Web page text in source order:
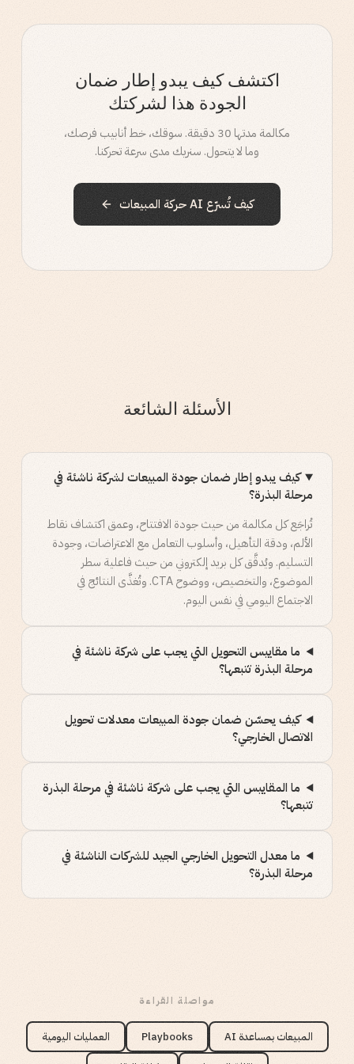
اكتشف كيف يبدو إطار ضمان
الجودة هذا لشركتك
مكالمة مدتها 30 دقيقة. سوقك، خط أنابيب فرصك،
وما لا يتحول. سنريك مدى سرعة تحركنا.
كيف تُسرّع AI حركة المبيعات
الأسئلة الشائعة
كيف يبدو إطار ضمان جودة المبيعات لشركة ناشئة في
مرحلة البذرة؟
تُراجَع كل مكالمة من حيث جودة الافتتاح، وعمق اكتشاف نقاط
الألم، ودقة التأهيل، وأسلوب التعامل مع الاعتراضات، وجودة
التسليم. ويُدقَّق كل بريد إلكتروني من حيث فاعلية سطر
الموضوع، والتخصيص، ووضوح CTA. وتُغذَّى النتائج في
الاجتماع اليومي في نفس اليوم.
ما مقاييس التحويل التي يجب على شركة ناشئة في
مرحلة البذرة تتبعها؟
كيف يحسّن ضمان جودة المبيعات معدلات تحويل
الاتصال الخارجي؟
ما المقاييس التي يجب على شركة ناشئة في مرحلة البذرة
تتبعها؟
ما معدل التحويل الخارجي الجيد للشركات الناشئة في
مرحلة البذرة؟
مواصلة القراءة
المبيعات بمساعدة AI Playbooks العمليات اليومية